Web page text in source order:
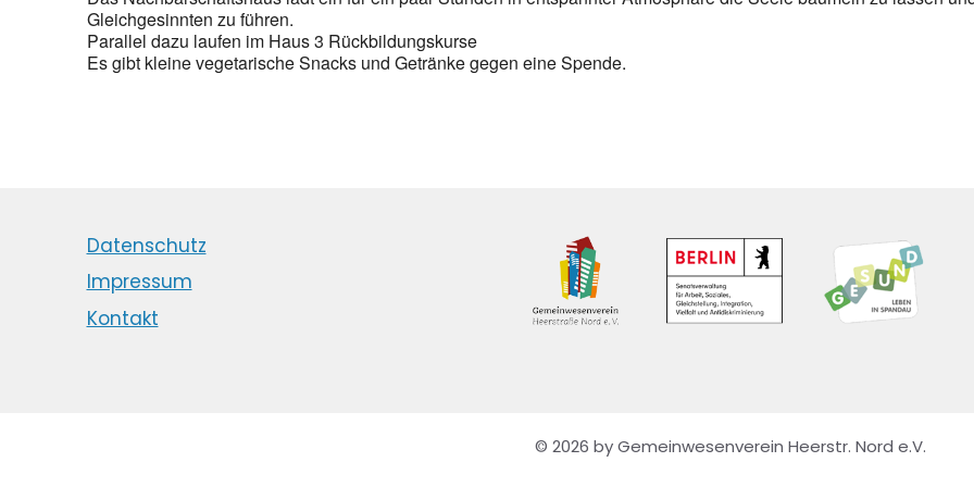
Gleichgesinnten zu führen.
Parallel dazu laufen im Haus 3 Rückbildungskurse
Es gibt kleine vegetarische Snacks und Getränke gegen eine Spende.
Datenschutz
Impressum
Kontakt
© 2026 by Gemeinwesenverein Heerstr. Nord e.V.